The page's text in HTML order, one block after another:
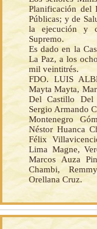
Planificación del
Públicas; y de
la ejecución y
Supremo.
Es dado en la
La Paz, a los
mil veintitrés.
FDO. LUIS
Mayta Mayta,
Del Castillo Del
Sergio Armando
Montenegro
Néstor Huanca
Félix
Lima Magne,
Marcos Auza
Chambi,
Orellana Cruz.